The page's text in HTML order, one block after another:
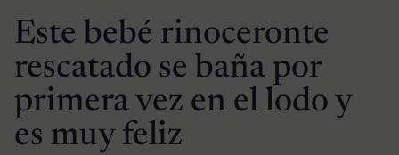
Este bebé rinoceronte
rescatado se baña por
primera vez en el lodo y
es muy feliz